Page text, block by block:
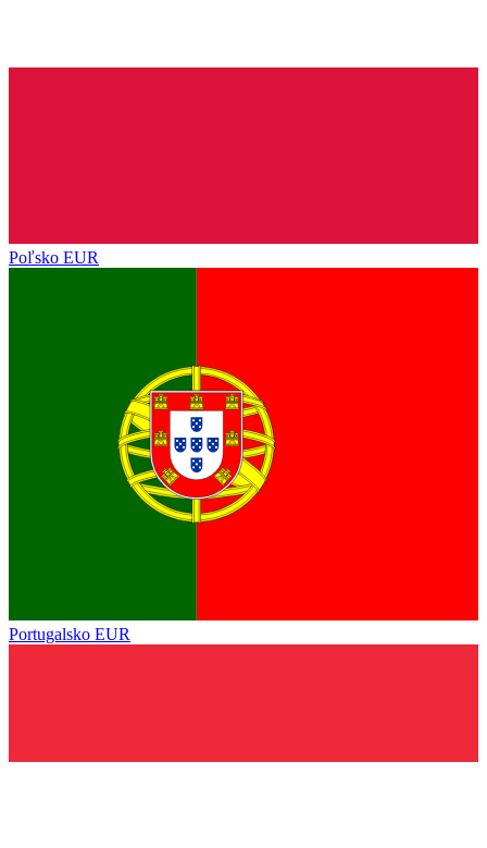
Poľsko EUR
Portugalsko EUR